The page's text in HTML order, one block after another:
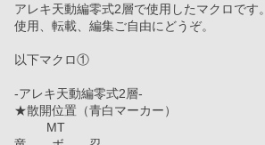
アレキ天動編零式2層で使用したマクロです。
使用、転載、編集ご自由にどうぞ。
以下マクロ①
-アレキ天動編零式2層-
★散開位置（青白マーカー）
MT